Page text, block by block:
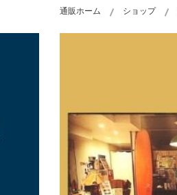
通販ホーム ショップ